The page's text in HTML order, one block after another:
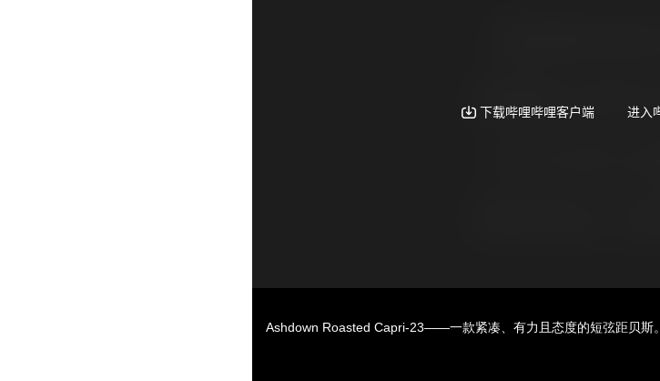
Ashdown Roasted Capri-23——一款紧凑、有力且态度的短弦距贝斯。